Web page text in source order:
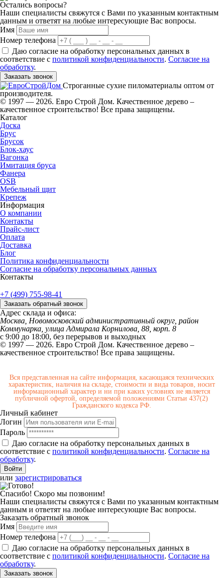
Остались вопросы?
Наши специалисты свяжутся с Вами по указанным контактным
данным и ответят на любые интересующие Вас вопросы.
Имя
Номер телефона
Даю согласие на обработку персональных данных в
соответствие с политикой конфиденциальности. Согласие на
обработку.
Заказать звонок
Строганные сухие пиломатериалы оптом от
производителя.
© 1997 — 2026. Евро Строй Дом. Качественное дерево –
качественное строительство! Все права защищены.
Каталог
Доска
Брус
Брусок
Блок-хаус
Вагонка
Имитация бруса
Фанера
OSB
Мебельный щит
Крепеж
Информация
О компании
Контакты
Прайс-лист
Оплата
Доставка
Блог
Политика конфиденциальности
Согласие на обработку персональных данных
Контакты
+7 (499) 755-98-41
Заказать обратный звонок
Адрес склада и офиса:
Москва, Новомосковский административный округ, район
Коммунарка, улица Адмирала Корнилова, 88, корп. 8
с 9:00 до 18:00, без перерывов и выходных
© 1997 — 2026. Евро Строй Дом. Качественное дерево –
качественное строительство! Все права защищены.
Вся представленная на сайте информация, касающаяся технических
характеристик, наличия на складе, стоимости и вида товаров, носит
информационный характер и ни при каких условиях не является
публичной офертой, определяемой положениями Статьи 437(2)
Гражданского кодекса РФ.
Личный кабинет
Логин
Пароль
Даю согласие на обработку персональных данных в
соответствие с политикой конфиденциальности. Согласие на
обработку.
или зарегистрироваться
Спасибо! Скоро мы позвоним!
Наши специалисты свяжутся с Вами по указанным контактным
данным и ответят на любые интересующие Вас вопросы.
Заказать обратный звонок
Имя
Номер телефона
Даю согласие на обработку персональных данных в
соответствие с политикой конфиденциальности. Согласие на
обработку.
Заказать звонок